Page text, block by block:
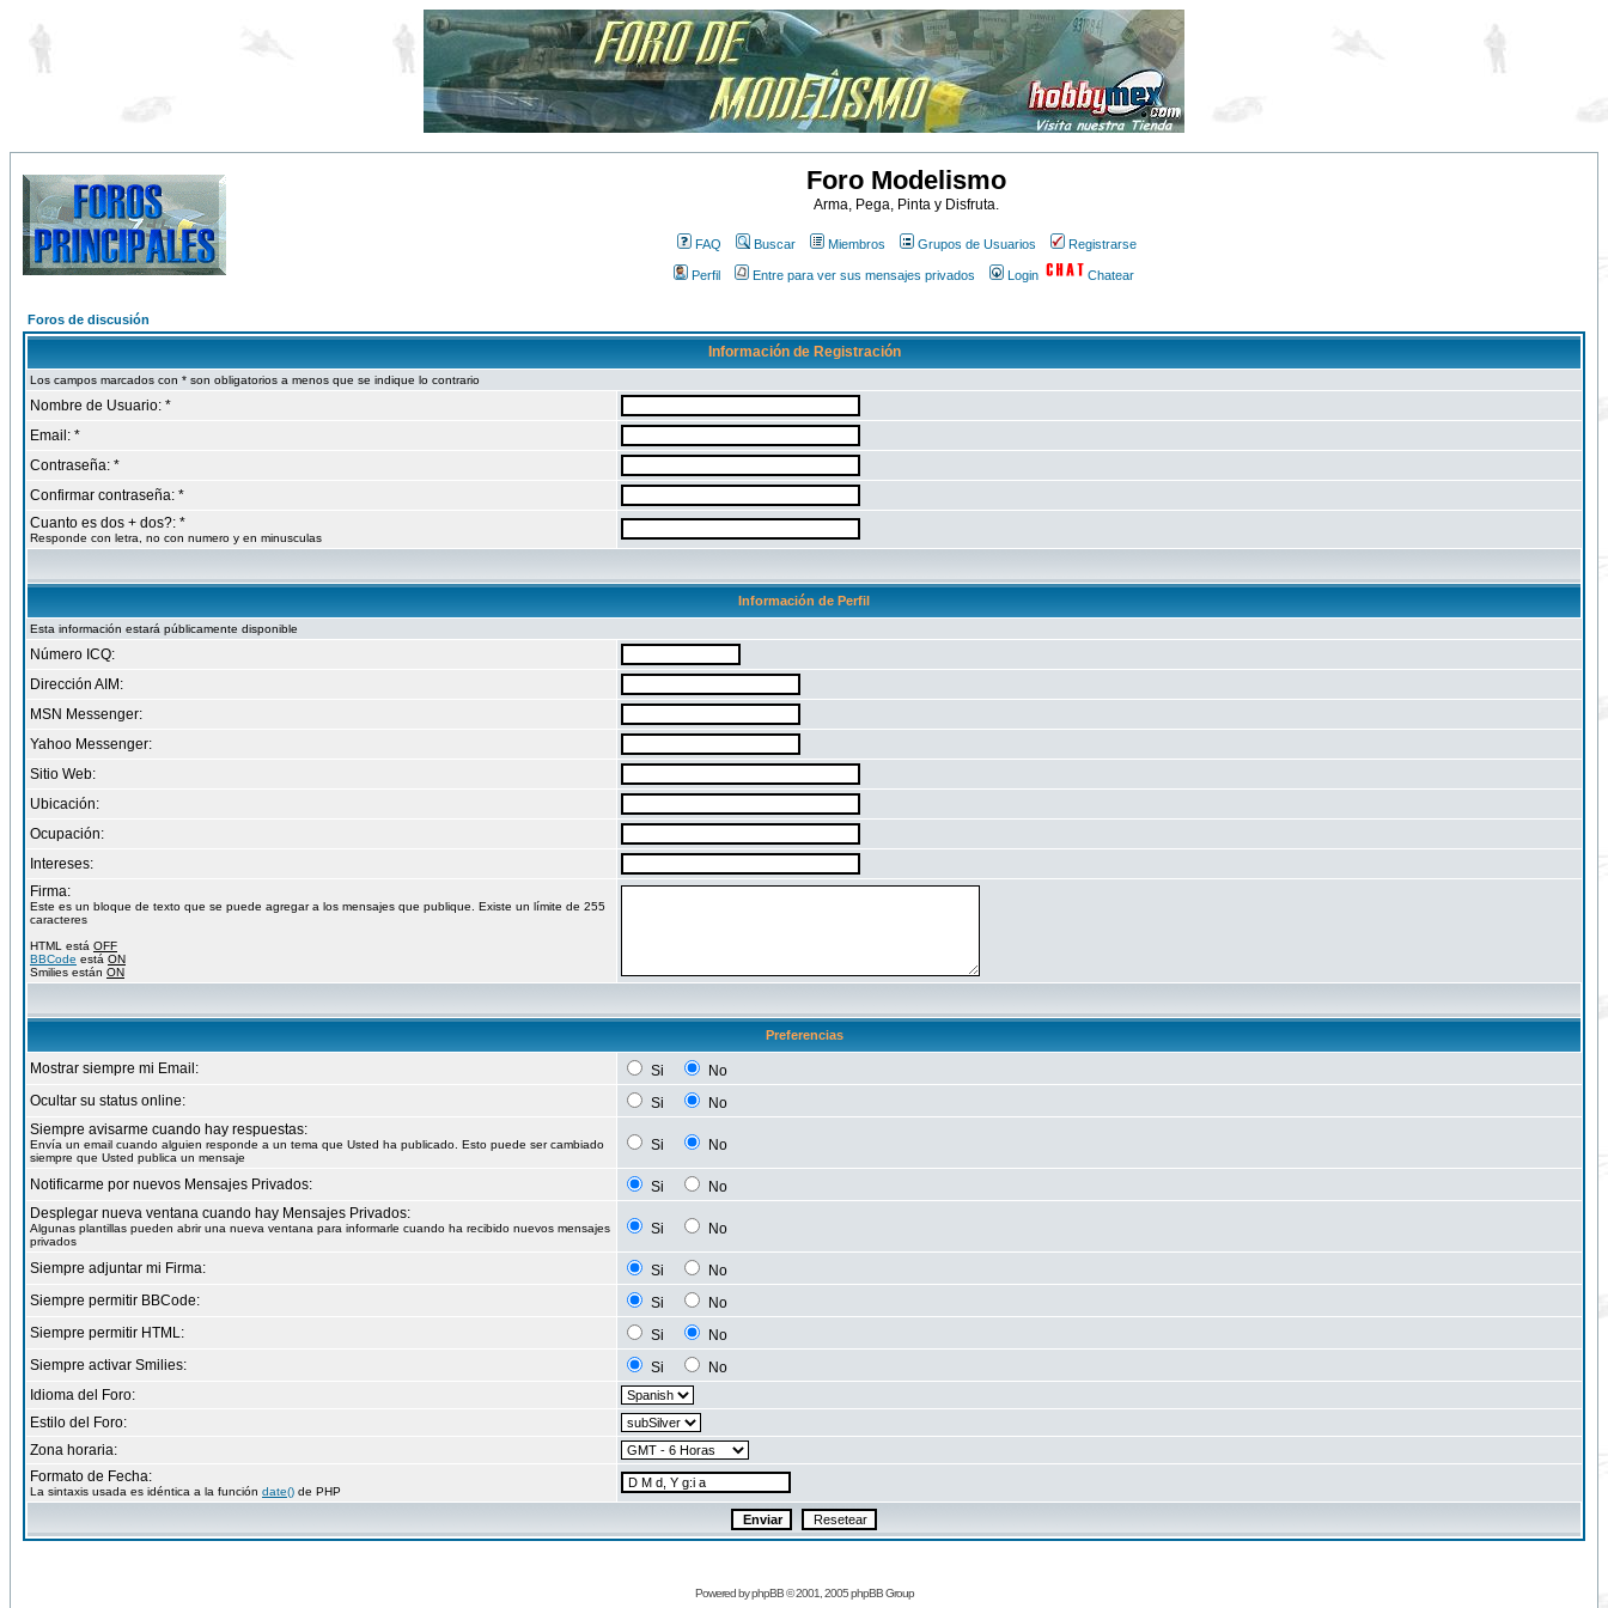
Foro Modelismo
Arma, Pega, Pinta y Disfruta.
FAQ Buscar Miembros Grupos de Usuarios Registrarse
Perfil Entre para ver sus mensajes privados Login Chatear
Foros de discusión
Información de Registración
Los campos marcados con * son obligatorios a menos que se indique lo contrario
Nombre de Usuario: *
Email: *
Contraseña: *
Confirmar contraseña: *
Cuanto es dos + dos?: *
Responde con letra, no con numero y en minusculas
Información de Perfil
Esta información estará públicamente disponible
Número ICQ:
Dirección AIM:
MSN Messenger:
Yahoo Messenger:
Sitio Web:
Ubicación:
Ocupación:
Intereses:
Firma:
Este es un bloque de texto que se puede agregar a los mensajes que publique. Existe un límite de 255
caracteres
HTML está OFF
BBCode está ON
Smilies están ON
Preferencias
Mostrar siempre mi Email: Si
No
Ocultar su status online:
Si
No
Siempre avisarme cuando hay respuestas:
Envía un email cuando alguien responde a un tema que Usted ha publicado. Esto puede ser cambiado
siempre que Usted publica un mensaje
Si No
Notificarme por nuevos Mensajes Privados: Si
No
Desplegar nueva ventana cuando hay Mensajes Privados:
Algunas plantillas pueden abrir una nueva ventana para informarle cuando ha recibido nuevos mensajes
privados
Si No
Siempre adjuntar mi Firma: Si
No
Siempre permitir BBCode:
Si
No
Siempre permitir HTML:
Si
No
Siempre activar Smilies:
Si
No
Idioma del Foro:
Estilo del Foro:
Zona horaria:
Formato de Fecha:
La sintaxis usada es idéntica a la función date() de PHP
Powered byphpBB© 2001, 2005 phpBB Group